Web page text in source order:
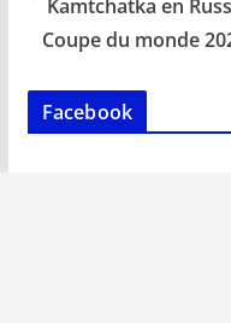
o
k
p
Kamtchatka en
Coupe du monde
Facebook